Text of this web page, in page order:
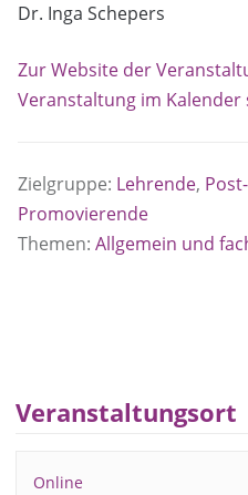
Dr. Inga Schepers
Zur Website der
Veranstaltung im
Zielgruppe: Lehrende,
Promovierende
Themen: Allgemein und
Veranstaltungsort
Online